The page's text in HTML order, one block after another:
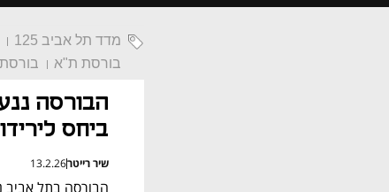
מדד תל אביב 125
בורסת ת"א
ביחס
שיר רייטר13.2.26